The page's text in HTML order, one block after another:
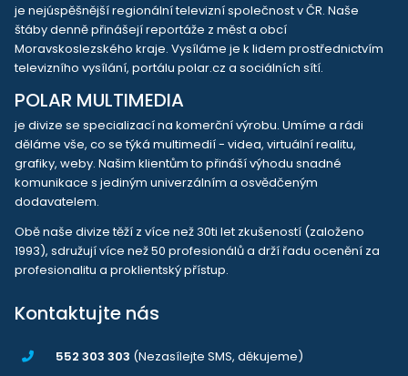
je nejúspěšnější regionální televizní společnost v ČR. Naše
štáby denně přinášejí reportáže z měst a obcí
Moravskoslezského kraje. Vysíláme je k lidem prostřednictvím
televizního vysílání, portálu polar.cz a sociálních sítí.
POLAR MULTIMEDIA
je divize se specializací na komerční výrobu. Umíme a rádi
děláme vše, co se týká multimedií - videa, virtuální realitu,
grafiky, weby. Našim klientům to přináší výhodu snadné
komunikace s jediným univerzálním a osvědčeným
dodavatelem.
Obě naše divize těží z více než 30ti let zkušeností (založeno
1993), sdružují více než 50 profesionálů a drží řadu ocenění za
profesionalitu a proklientský přístup.
Kontaktujte nás
552 303 303 (Nezasílejte SMS, děkujeme)